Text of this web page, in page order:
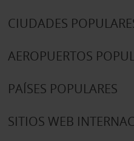
CIUDADES
AEROPUERTOS
PAÍSES POPULARES
SITIOS WEB